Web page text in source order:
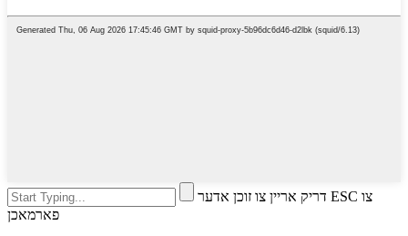
דריק אריין צו זוכן אדער ESC צו
פארמאכן